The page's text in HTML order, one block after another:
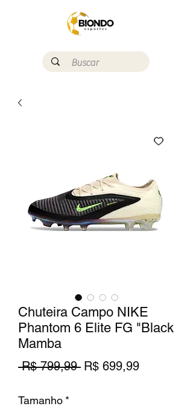
Chuteira Campo NIKE
Phantom 6 Elite FG "Black
Mamba
R$ 799,99 Preço
R$ 699,99Preço
Tamanho *